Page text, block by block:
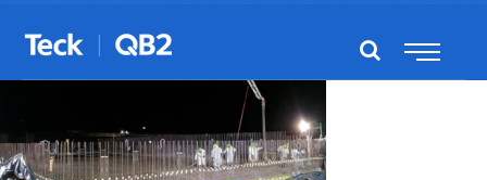
p_sep_2019_02